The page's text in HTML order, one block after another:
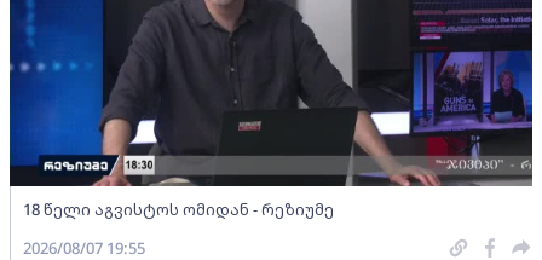
18 წელი აგვისტოს ომიდან - რეზიუმე
2026/08/07 19:55